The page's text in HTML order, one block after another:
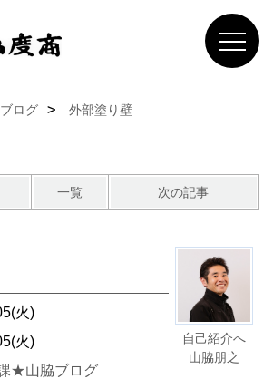
ログ 外部塗り壁
一覧 次の記事
自己紹介へ
山脇朋之
火)
火)
★山脇ブログ